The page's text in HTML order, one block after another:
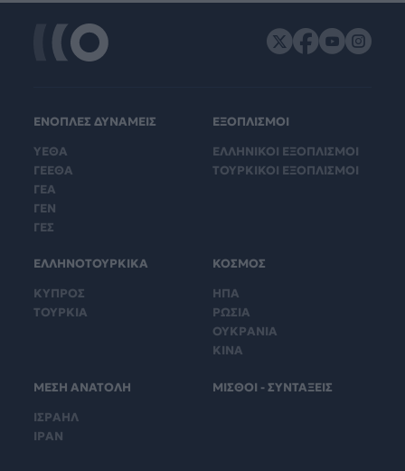
ΕΝΟΠΛΕΣ ΔΥΝΑΜΕΙΣ
ΥΕΘΑ
ΓΕΕΘΑ
ΓΕΑ
ΓΕΝ
ΓΕΣ
ΕΞΟΠΛΙΣΜΟΙ
ΕΛΛΗΝΙΚΟΙ ΕΞΟΠΛΙΣΜΟΙ
ΤΟΥΡΚΙΚΟΙ ΕΞΟΠΛΙΣΜΟΙ
ΕΛΛΗΝΟΤΟΥΡΚΙΚΑ
ΚΥΠΡΟΣ
ΤΟΥΡΚΙΑ
ΚΟΣΜΟΣ
ΗΠΑ
ΡΩΣΙΑ
ΟΥΚΡΑΝΙΑ
ΚΙΝΑ
ΜΕΣΗ ΑΝΑΤΟΛΗ
ΙΣΡΑΗΛ
ΙΡΑΝ
ΜΙΣΘΟΙ - ΣΥΝΤΑΞΕΙΣ